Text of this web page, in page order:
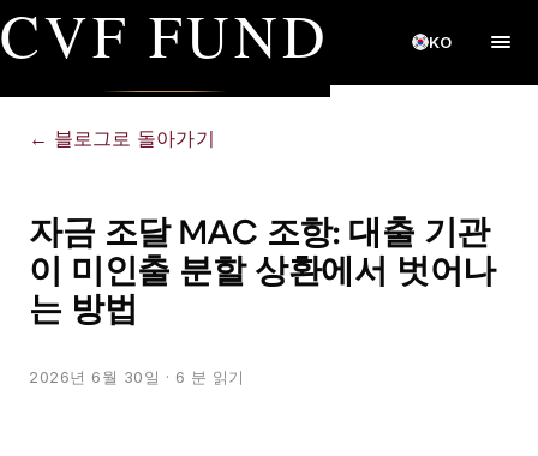
CVF FUND KO
← 블로그로 돌아가기
자금 조달 MAC 조항: 대출 기관
이 미인출 분할 상환에서 벗어나
는 방법
2026년 6월 30일 · 6 분 읽기